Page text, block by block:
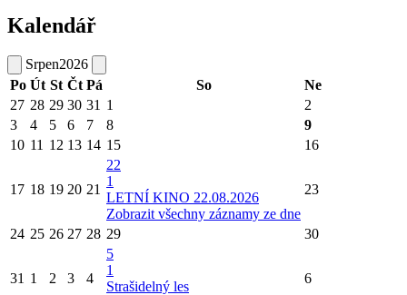
Kalendář
Srpen2026
Po Út St Čt Pá So
Ne
27 28 29 30 31 1
2
3
4 5 6 7 8
9
10 11 12 13 14 15 16
17 18 19 20 21
22
1
LETNÍ KINO 22.08.2026
Zobrazit všechny záznamy ze dne
23
24 25 26 27 28 29 30
31 1 2 3 4
5
1
Strašidelný les
6